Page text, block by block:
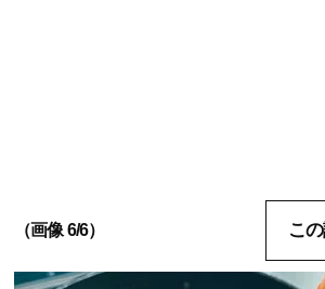
（画像 6/6） こ